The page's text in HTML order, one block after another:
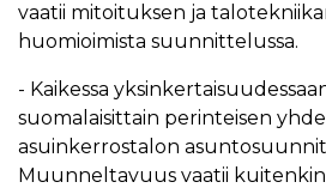
vaatii mitoituksen ja
huomioimista suunnittelussa.
- Kaikessa
suomalaisittain perinteisen
asuinkerrostalon
Muunneltavuus vaatii